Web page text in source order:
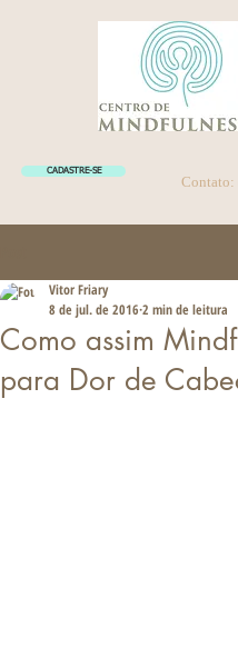
CADASTRE-SE
Contato:
Como assim
para Dor de
Vitor Friary
8 de jul. de 2016 2 min de leitura